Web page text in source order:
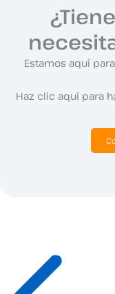
Estamos aquí
Haz clic aquí para